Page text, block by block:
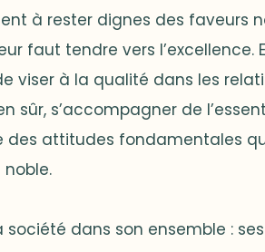
à rester dignes des faveurs
faut tendre vers l’excellence.
viser à la qualité dans les
sûr, s’accompagner de
attitudes fondamentales
société dans son ensemble :